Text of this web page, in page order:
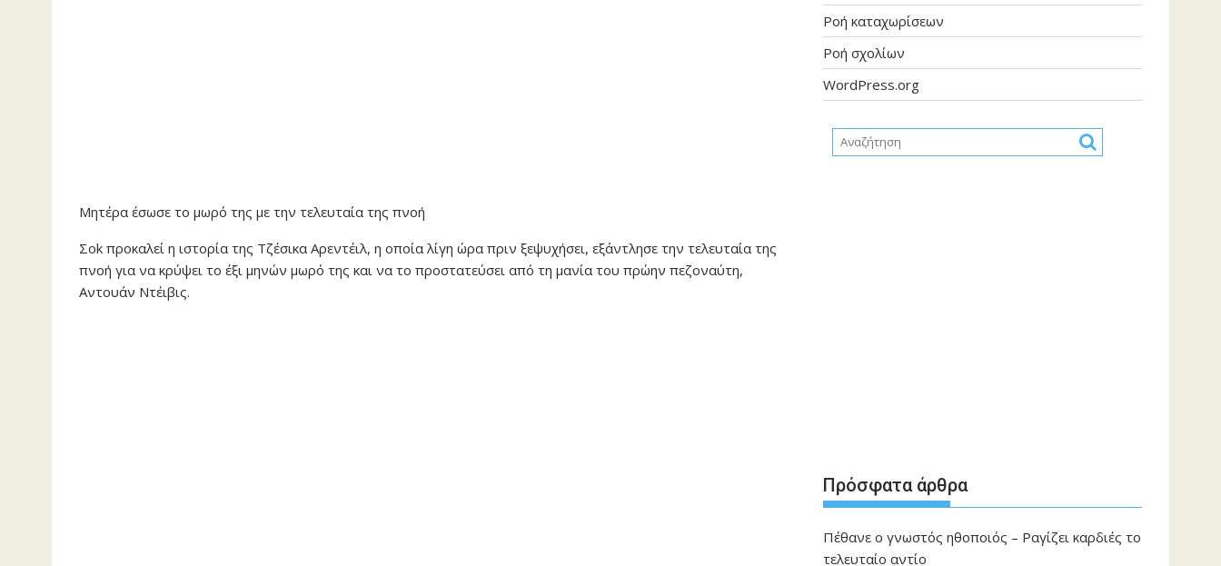
Μητέρα έσωσε το μωρό της με την τελευταία της πνοή
Σok προκαλεί η ιστορία της Τζέσικα Αρεντέιλ, η οποία λίγη ώρα πριν ξεψυχήσει, εξάντλησε την τελευταία της
πνοή για να κρύψει το έξι μηνών μωρό της και να το προστατεύσει από τη μανία του πρώην πεζοναύτη,
Αντουάν Ντέιβις.
Ροή καταχωρίσεων
Ροή σχολίων
WordPress.org
Πρόσφατα άρθρα
Πέθανε ο γνωστός ηθοποιός – Ραγίζει καρδιές το
τελευταίο αντίο